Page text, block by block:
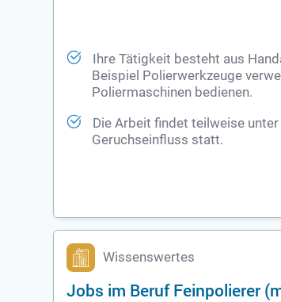
Ihre Tätigkeit besteht aus
Beispiel Polierwerkzeuge
Poliermaschinen bedienen.
Die Arbeit findet teilweise
Geruchseinfluss statt.
Wissenswertes
Jobs im Beruf Feinpolierer